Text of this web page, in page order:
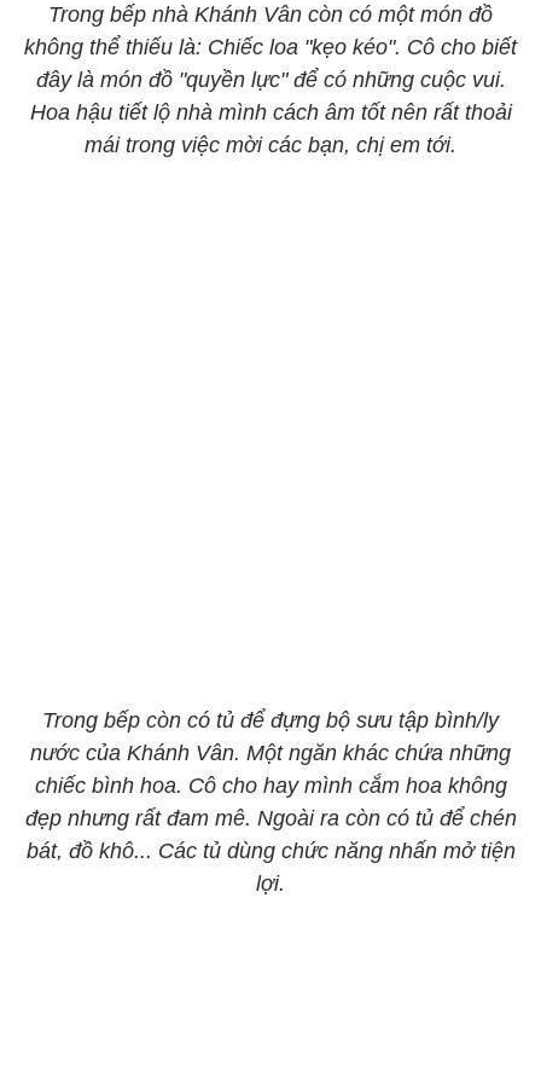
Trong bếp nhà Khánh Vân còn có một món đồ
không thể thiếu là: Chiếc loa "kẹo kéo". Cô cho biết
đây là món đồ "quyền lực" để có những cuộc vui.
Hoa hậu tiết lộ nhà mình cách âm tốt nên rất thoải
mái trong việc mời các bạn, chị em tới.
Trong bếp còn có tủ để đựng bộ sưu tập bình/ly
nước của Khánh Vân. Một ngăn khác chứa những
chiếc bình hoa. Cô cho hay mình cắm hoa không
đẹp nhưng rất đam mê. Ngoài ra còn có tủ để chén
bát, đồ khô... Các tủ dùng chức năng nhấn mở tiện
lợi.